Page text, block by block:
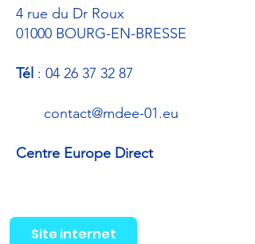
4 rue du Dr Roux
01000 BOURG-EN-BRESSE
Tél : 04 26 37 32 87
contact@mdee-01.eu
Centre Europe Direct
Site internet